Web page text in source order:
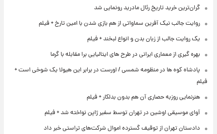
گران‌ترین خرید تاریخ رئال مادرید رونمایی شد
روایت جالب نیک آفرین سماواتی از هم بازی شدن با امین تارخ + فیلم
یک روایت جالب از زبان بدن و انواع لبخند + فیلم
بهره گیری از معماری ایرانی در طرح های ایتالیایی برا مقابله با گرما
پادشاه کوه ها در منظومه شمسی / اورست در برابر این هیولا یک شوخی است +
فیلم
هنرنمایی روزبه حصاری آن هم بدون بدلکار + فیلم
آوای موسیقی اوشین در تهران توسط سفیر ژاپن نواخته شد + فیلم
دادستان تهران از توقیف گسترده اموال شرکت‌های تراستی خبر داد